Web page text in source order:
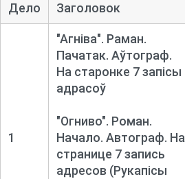
Дело Заголовок
1
"Агніва". Раман.
Пачатак. Аўтограф.
На старонке 7 запісы
адрасоў
"Огниво". Роман.
Начало. Автограф. На
странице 7 запись
адресов (Рукапісы